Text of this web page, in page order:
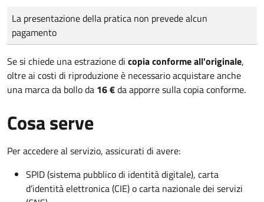
Tipo di pagamento
Importo
La presentazione della pratica non prevede alcun
pagamento
Se si chiede una estrazione di copia conforme all'originale,
oltre ai costi di riproduzione è necessario acquistare anche
una marca da bollo da 16 €da apporre sulla copia conforme.
Cosa serve
Per accedere al servizio, assicurati di avere:
SPID (sistema pubblico di identità digitale), carta
d’identità elettronica (CIE) o carta nazionale dei servizi